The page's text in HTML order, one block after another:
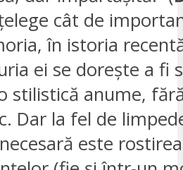
cât de
în istoria
ei se dorește a fi
stilistică anume,
Dar la fel de
este